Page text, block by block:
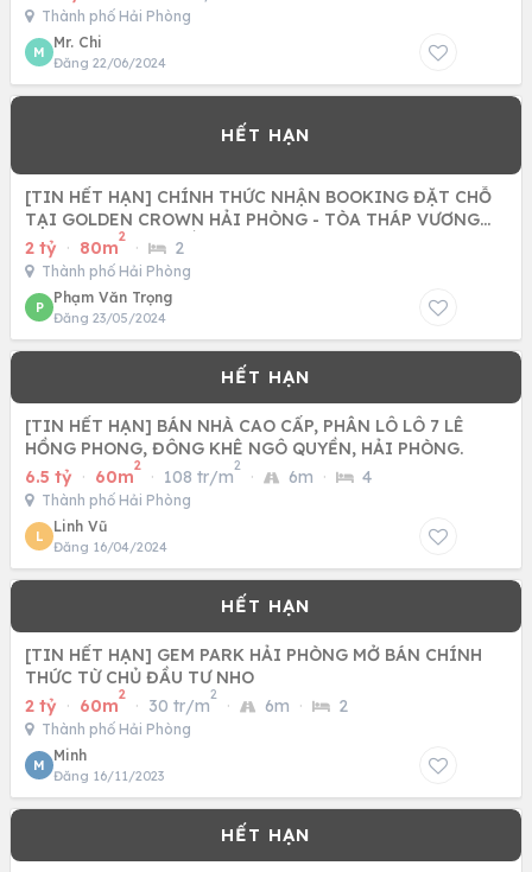
Thành phố Hải Phòng
M
Mr. Chi
Đăng 22/06/2024
[TIN HẾT HẠN] CHÍNH THỨC NHẬN BOOKING ĐẶT CHỖ
TẠI GOLDEN CROWN HẢI PHÒNG - TÒA THÁP VƯƠNG
MIỆN VÀNG, NƠI SỐNG
2 tỷ · 80m
2
· 2
Thành phố Hải Phòng
P
Phạm Văn Trọng
Đăng 23/05/2024
[TIN HẾT HẠN] BÁN NHÀ CAO CẤP, PHÂN LÔ LÔ 7 LÊ
HỒNG PHONG, ĐÔNG KHÊ NGÔ QUYỀN, HẢI PHÒNG.
6.5 tỷ · 60m
2
· 108 tr/m
2
· 6m · 4
Thành phố Hải Phòng
L
Linh Vũ
Đăng 16/04/2024
[TIN HẾT HẠN] GEM PARK HẢI PHÒNG MỞ BÁN CHÍNH
THỨC TỪ CHỦ ĐẦU TƯ NHO
2 tỷ · 60m
2
· 30 tr/m
2
· 6m · 2
Thành phố Hải Phòng
M
Minh
Đăng 16/11/2023